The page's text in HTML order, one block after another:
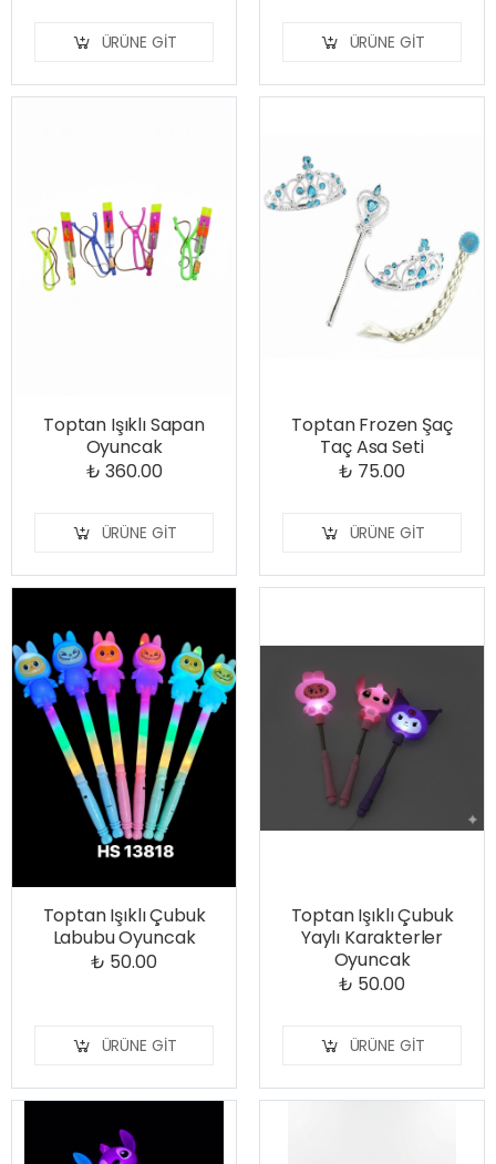
ÜRÜNE GIT ÜRÜNE GIT
Toptan Işıklı Sapan
Oyuncak
₺ 360.00
ÜRÜNE GIT
Toptan Frozen Şaç
Taç Asa Seti
₺ 75.00
ÜRÜNE GIT
Toptan Işıklı Çubuk
Labubu Oyuncak
₺ 50.00
ÜRÜNE GIT
Toptan Işıklı Çubuk
Yaylı Karakterler
Oyuncak
₺ 50.00
ÜRÜNE GIT